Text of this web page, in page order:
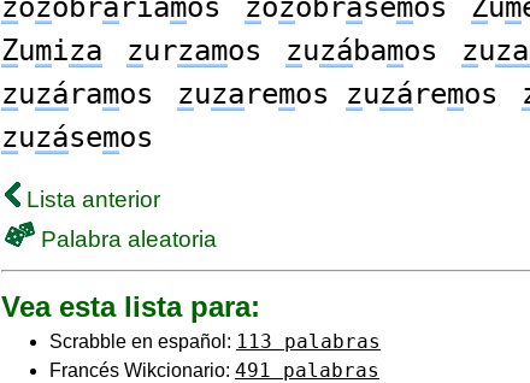
zozobraríamos zozobrásemos Zum
Zumiza zurzamos zuzábamos zu
zuzáramos zuzaremos zuzáremos
zuzásemos
Lista anterior
Palabra aleatoria
Vea esta lista para:
Scrabble en español: 113 palabras
Francés Wikcionario: 491 palabras